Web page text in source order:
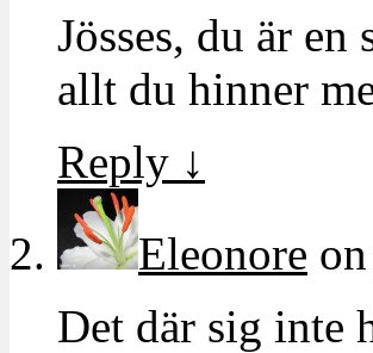
Jösses, du är
allt du hinner
Reply ↓
Eleonore on
Det där sig inte